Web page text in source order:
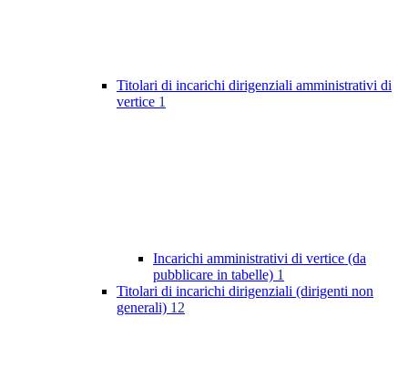
Titolari di incarichi dirigenziali amministrativi di
vertice 1
Incarichi amministrativi di vertice (da
pubblicare in tabelle) 1
Titolari di incarichi dirigenziali (dirigenti non
generali) 12